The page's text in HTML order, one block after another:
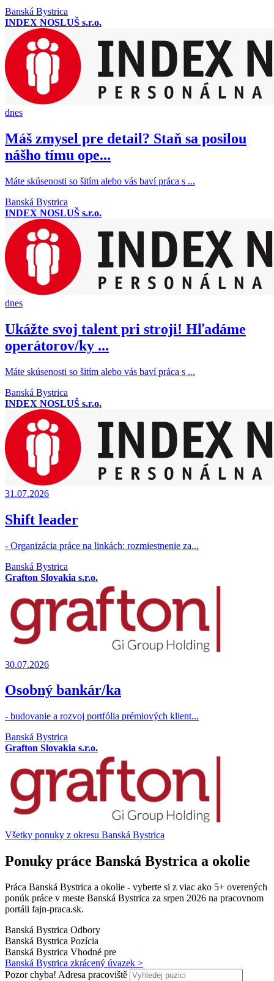
Banská Bystrica
INDEX NOSLUŠ s.r.o.
dnes
Máš zmysel pre detail? Staň sa posilou
nášho tímu ope...
Máte skúsenosti so šitím alebo vás baví práca s ...
Banská Bystrica
INDEX NOSLUŠ s.r.o.
dnes
Ukážte svoj talent pri stroji! Hľadáme
operátorov/ky ...
Máte skúsenosti so šitím alebo vás baví práca s ...
Banská Bystrica
INDEX NOSLUŠ s.r.o.
31.07.2026
Shift leader
- Organizácia práce na linkách: rozmiestnenie za...
Banská Bystrica
Grafton Slovakia s.r.o.
30.07.2026
Osobný bankár/ka
- budovanie a rozvoj portfólia prémiových klient...
Banská Bystrica
Grafton Slovakia s.r.o.
Všetky ponuky z okresu Banská Bystrica
Ponuky práce Banská Bystrica a okolie
Práca Banská Bystrica a okolie - vyberte si z viac ako 5+ overených
ponúk práce v meste Banská Bystrica za srpen 2026 na pracovnom
portáli fajn-praca.sk.
Banská Bystrica Odbory
Banská Bystrica Pozícia
Banská Bystrica Vhodné pre
Banská Bystrica zkrácený úvazek >
Pozor chyba! Adresa pracoviště